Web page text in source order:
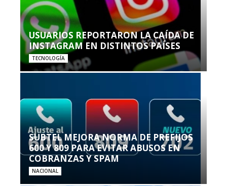
USUARIOS REPORTARON LA CAÍDA DE
INSTAGRAM EN DISTINTOS PAÍSES
TECNOLOGÍA
SUBTEL MEJORA NORMA DE PREFIJOS
600 Y 809 PARA EVITAR ABUSOS EN
COBRANZAS Y SPAM
NACIONAL